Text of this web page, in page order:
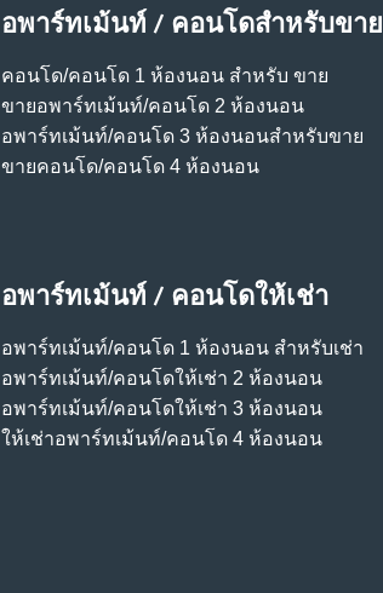
อพาร์ทเม้นท์ / คอนโดสําหรับขาย
คอนโด/คอนโด 1 ห้องนอน สําหรับ ขาย
ขายอพาร์ทเม้นท์/คอนโด 2 ห้องนอน
อพาร์ทเม้นท์/คอนโด 3 ห้องนอนสําหรับขาย
ขายคอนโด/คอนโด 4 ห้องนอน
อพาร์ทเม้นท์ / คอนโดให้เช่า
อพาร์ทเม้นท์/คอนโด 1 ห้องนอน สําหรับเช่า
อพาร์ทเม้นท์/คอนโดให้เช่า 2 ห้องนอน
อพาร์ทเม้นท์/คอนโดให้เช่า 3 ห้องนอน
ให้เช่าอพาร์ทเม้นท์/คอนโด 4 ห้องนอน